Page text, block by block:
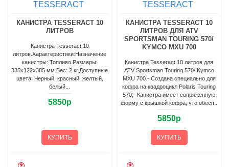
TESSERACT
КАНИСТРА TESSERACT 10
ЛИТРОВ
Канистра Tesseract 10
литров.Характеристики:Назначение
канистры: Топливо.Размеры:
335х122х385 мм.Вес: 2 кг.Доступные
цвета: Черный, красный, желтый,
белый...
5850р
КУПИТЬ
TESSERACT
КАНИСТРА TESSERACT 10
ЛИТРОВ ДЛЯ ATV
SPORTSMAN TOURING 570/
KYMCO MXU 700
Канистра Tesseract 10 литров для
ATV Sportsman Touring 570/ Kymco
MXU 700.- Создана специально для
кофра на квадроцикл Polaris Touring
570;- Канистра имеет сопряженную
форму с крышкой кофра, что обесп..
5850р
КУПИТЬ